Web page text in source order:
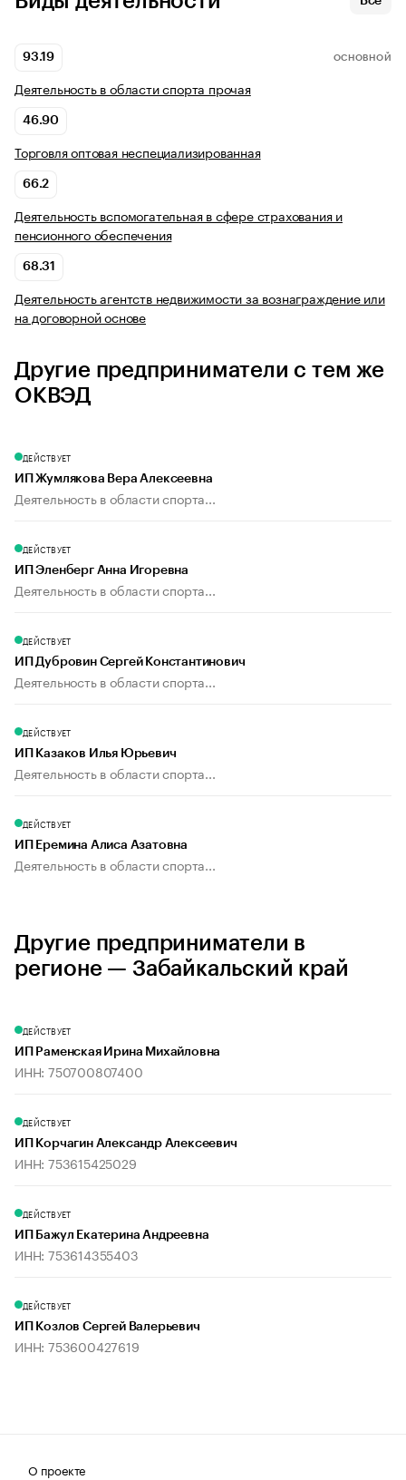
93.19 ОСНОВНОЙ
Деятельность в области спорта прочая
46.90
Торговля оптовая неспециализированная
66.2
Деятельность вспомогательная в сфере страхования и
пенсионного обеспечения
68.31
Деятельность агентств недвижимости за вознаграждение или
на договорной основе
Другие предприниматели с тем же
ОКВЭД
ДЕЙСТВУЕТ
ИП Жумлякова Вера Алексеевна
Деятельность в области спорта...
ДЕЙСТВУЕТ
ИП Эленберг Анна Игоревна
Деятельность в области спорта...
ДЕЙСТВУЕТ
ИП Дубровин Сергей Константинович
Деятельность в области спорта...
ДЕЙСТВУЕТ
ИП Казаков Илья Юрьевич
Деятельность в области спорта...
ДЕЙСТВУЕТ
ИП Еремина Алиса Азатовна
Деятельность в области спорта...
Другие предприниматели в
регионе — Забайкальский край
ДЕЙСТВУЕТ
ИП Раменская Ирина Михайловна
ИНН: 750700807400
ДЕЙСТВУЕТ
ИП Корчагин Александр Алексеевич
ИНН: 753615425029
ДЕЙСТВУЕТ
ИП Бажул Екатерина Андреевна
ИНН: 753614355403
ДЕЙСТВУЕТ
ИП Козлов Сергей Валерьевич
ИНН: 753600427619
О проекте